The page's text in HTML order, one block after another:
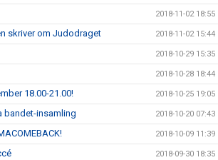
2018-11-02 18:55
skriver om Judodraget 2018-11-02 15:44
2018-10-29 15:35
2018-10-28 18:44
18.00-21.00! 2018-10-25 19:05
bandet-insamling 2018-10-20 07:43
2018-10-09 11:39
2018-09-30 18:35